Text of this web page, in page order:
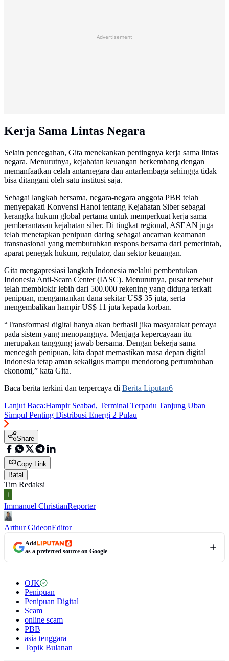
Advertisement
Kerja Sama Lintas Negara
Selain pencegahan, Gita menekankan pentingnya kerja sama lintas
negara. Menurutnya, kejahatan keuangan berkembang dengan
memanfaatkan celah antarnegara dan antarlembaga sehingga tidak
bisa ditangani oleh satu institusi saja.
Sebagai langkah bersama, negara-negara anggota PBB telah
menyepakati Konvensi Hanoi tentang Kejahatan Siber sebagai
kerangka hukum global pertama untuk memperkuat kerja sama
pemberantasan kejahatan siber. Di tingkat regional, ASEAN juga
telah menetapkan penipuan daring sebagai ancaman keamanan
transnasional yang membutuhkan respons bersama dari pemerintah,
aparat penegak hukum, regulator, dan sektor keuangan.
Gita mengapresiasi langkah Indonesia melalui pembentukan
Indonesia Anti-Scam Center (IASC). Menurutnya, pusat tersebut
telah memblokir lebih dari 500.000 rekening yang diduga terkait
penipuan, mengamankan dana sekitar US$ 35 juta, serta
mengembalikan hampir US$ 11 juta kepada korban.
“Transformasi digital hanya akan berhasil jika masyarakat percaya
pada sistem yang menopangnya. Menjaga kepercayaan itu
merupakan tanggung jawab bersama. Dengan bekerja sama
mencegah penipuan, kita dapat memastikan masa depan digital
Indonesia tetap aman sekaligus mampu mendorong pertumbuhan
ekonomi,” kata Gita.
Baca berita terkini dan terpercaya di Berita Liputan6
Lanjut Baca:Hampir Seabad, Terminal Terpadu Tanjung Uban
Simpul Penting Distribusi Energi 2 Pulau
Share
Copy Link
Batal
Tim Redaksi
Immanuel ChristianReporter
Arthur GideonEditor
Add
as a preferred source on Google
OJK
Penipuan
Penipuan Digital
Scam
online scam
PBB
asia tenggara
Topik Bulanan